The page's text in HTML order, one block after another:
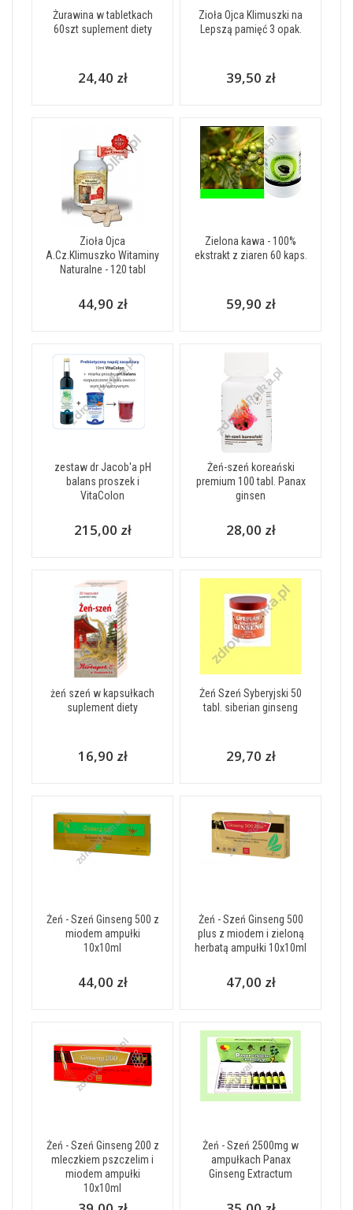
Żurawina w tabletkach
60szt suplement diety
24,40 zł
Zioła Ojca Klimuszki na
Lepszą pamięć 3 opak.
39,50 zł
Zioła Ojca
A.Cz.Klimuszko Witaminy
Naturalne - 120 tabl
44,90 zł
Zielona kawa - 100%
ekstrakt z ziaren 60 kaps.
59,90 zł
zestaw dr Jacob'a pH
balans proszek i
VitaColon
215,00 zł
Żeń-szeń koreański
premium 100 tabl. Panax
ginsen
28,00 zł
żeń szeń w kapsułkach
suplement diety
16,90 zł
Żeń Szeń Syberyjski 50
tabl. siberian ginseng
29,70 zł
Żeń - Szeń Ginseng 500 z
miodem ampułki
10x10ml
44,00 zł
Żeń - Szeń Ginseng 500
plus z miodem i zieloną
herbatą ampułki 10x10ml
47,00 zł
Żeń - Szeń Ginseng 200 z
mleczkiem pszczelim i
miodem ampułki
10x10ml
Żeń - Szeń 2500mg w
ampułkach Panax
Ginseng Extractum